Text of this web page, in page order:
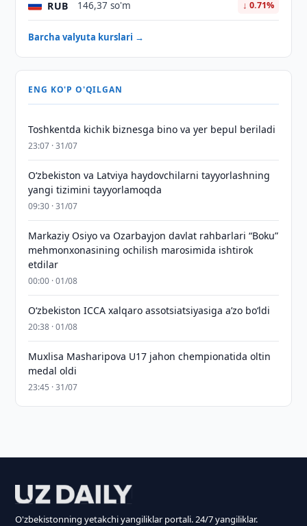
RUB 146,37 so'm ↓ 0.71%
Barcha valyuta kurslari →
ENG KO'P O'QILGAN
Toshkentda kichik biznesga bino va yer bepul beriladi
23:07 · 31/07
Oʻzbekiston va Latviya haydovchilarni tayyorlashning
yangi tizimini tayyorlamoqda
09:30 · 31/07
Markaziy Osiyo va Ozarbayjon davlat rahbarlari “Boku”
mehmonxonasining ochilish marosimida ishtirok
etdilar
00:00 · 01/08
O‘zbekiston ICCA xalqaro assotsiatsiyasiga aʼzo bo‘ldi
20:38 · 01/08
Muxlisa Masharipova U17 jahon chempionatida oltin
medal oldi
23:45 · 31/07
O'zbekistonning yetakchi yangiliklar portali. 24/7 yangiliklar.